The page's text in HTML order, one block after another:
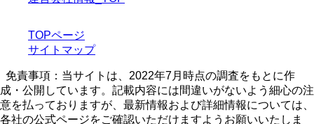
TOPページ
サイトマップ
免責事項：当サイトは、2022年7月時点の調査をもとに作
成・公開しています。記載内容には間違いがないよう細心の注
意を払っておりますが、最新情報および詳細情報については、
各社の公式ページをご確認いただけますようお願いいたしま